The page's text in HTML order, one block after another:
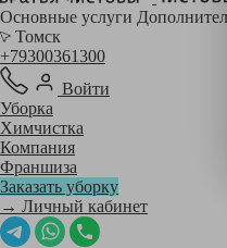
Основные услуги
Томск
+79300361300
Войти
Уборка
Химчистка
Компания
Франшиза
Заказать уборку
→ Личный кабинет